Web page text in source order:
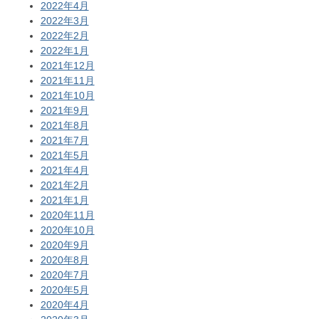
2022年4月
2022年3月
2022年2月
2022年1月
2021年12月
2021年11月
2021年10月
2021年9月
2021年8月
2021年7月
2021年5月
2021年4月
2021年2月
2021年1月
2020年11月
2020年10月
2020年9月
2020年8月
2020年7月
2020年5月
2020年4月